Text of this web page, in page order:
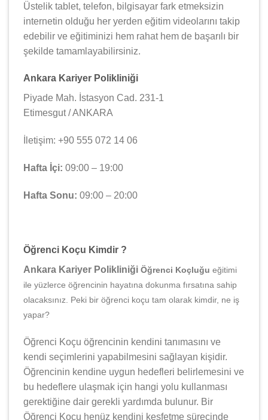
Üstelik tablet, telefon, bilgisayar fark etmeksizin
internetin olduğu her yerden eğitim videolarını takip
edebilir ve eğitiminizi hem rahat hem de başarılı bir
şekilde tamamlayabilirsiniz.
Ankara Kariyer Polikliniği
Piyade Mah. İstasyon Cad. 231-1
Etimesgut / ANKARA
İletişim: +90 555 072 14 06
Hafta İçi: 09:00 – 19:00
Hafta Sonu: 09:00 – 20:00
Öğrenci Koçu Kimdir ?
Ankara Kariyer Polikliniği Öğrenci Koçluğu eğitimi
ile yüzlerce öğrencinin hayatına dokunma fırsatına sahip
olacaksınız. Peki bir öğrenci koçu tam olarak kimdir, ne iş
yapar?
Öğrenci Koçu öğrencinin kendini tanımasını ve
kendi seçimlerini yapabilmesini sağlayan kişidir.
Öğrencinin kendine uygun hedefleri belirlemesini ve
bu hedeflere ulaşmak için hangi yolu kullanması
gerektiğine dair gerekli yardımda bulunur. Bir
Öğrenci Koçu henüz kendini keşfetme sürecinde